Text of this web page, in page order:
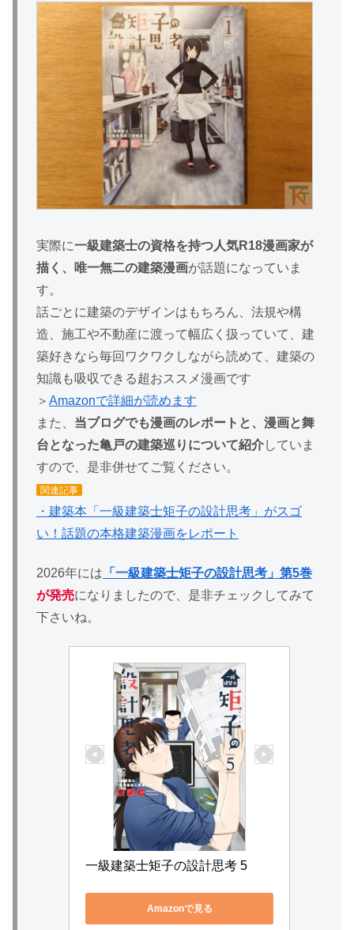
実際に一級建築士の資格を持つ人気R18漫画家が
描く、唯一無二の建築漫画が話題になっていま
す。
話ごとに建築のデザインはもちろん、法規や構
造、施工や不動産に渡って幅広く扱っていて、建
築好きなら毎回ワクワクしながら読めて、建築の
知識も吸収できる超おススメ漫画です
＞ Amazonで詳細が読めます
また、 当ブログでも漫画のレポートと、漫画と舞
台となった亀戸の建築巡りについて紹介していま
すので、是非併せてご覧ください。
関連記事
・建築本「一級建築士矩子の設計思考」がスゴ
い！話題の本格建築漫画をレポート
2026年には 「一級建築士矩子の設計思考」第5巻
が発売になりましたので、是非チェックしてみて
下さいね。
一級建築士矩子の設計思考 5
Amazonで見る